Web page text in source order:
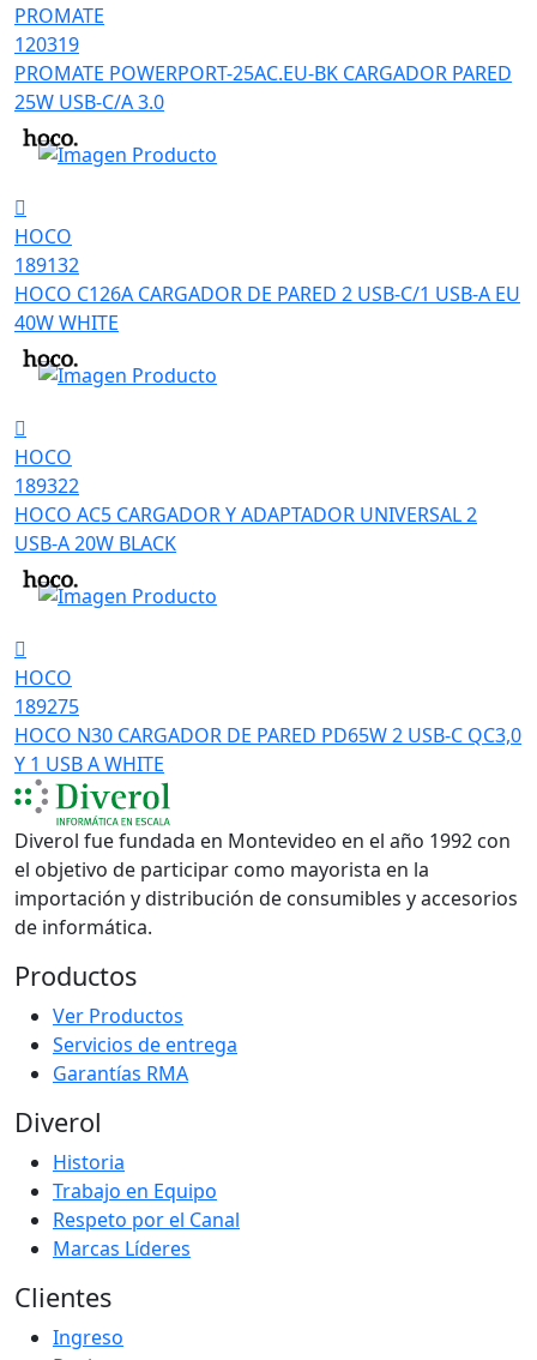
PROMATE
120319
PROMATE POWERPORT-25AC.EU-BK CARGADOR PARED
25W USB-C/A 3.0
HOCO
189132
HOCO C126A CARGADOR DE PARED 2 USB-C/1 USB-A EU
40W WHITE
HOCO
189322
HOCO AC5 CARGADOR Y ADAPTADOR UNIVERSAL 2
USB-A 20W BLACK
HOCO
189275
HOCO N30 CARGADOR DE PARED PD65W 2 USB-C QC3,0
Y 1 USB A WHITE
Diverol fue fundada en Montevideo en el año 1992 con
el objetivo de participar como mayorista en la
importación y distribución de consumibles y accesorios
de informática.
Productos
Ver Productos
Servicios de entrega
Garantías RMA
Diverol
Historia
Trabajo en Equipo
Respeto por el Canal
Marcas Líderes
Clientes
Ingreso